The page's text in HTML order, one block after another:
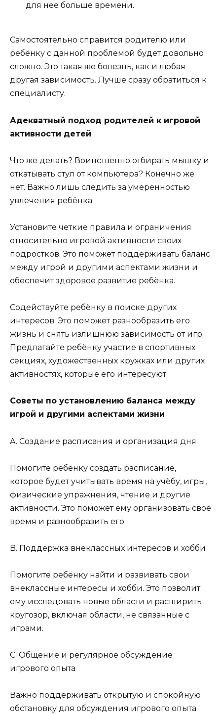
для нее больше времени.
Самостоятельно справится родителю или
ребёнку с данной проблемой будет довольно
сложно. Это такая же болезнь, как и любая
другая зависимость. Лучше сразу обратиться к
специалисту.
Адекватный подход родителей к игровой
активности детей
Что же делать? Воинственно отбирать мышку и
откатывать стул от компьютера? Конечно же
нет. Важно лишь следить за умеренностью
увлечения ребёнка.
Установите четкие правила и ограничения
относительно игровой активности своих
подростков. Это поможет поддерживать баланс
между игрой и другими аспектами жизни и
обеспечит здоровое развитие ребёнка.
Содействуйте ребёнку в поиске других
интересов. Это поможет разнообразить его
жизнь и снять излишнюю зависимость от игр.
Предлагайте ребёнку участие в спортивных
секциях, художественных кружках или других
активностях, которые его интересуют.
Советы по установлению баланса между
игрой и другими аспектами жизни
A. Создание расписания и организация дня
Помогите ребёнку создать расписание,
которое будет учитывать время на учёбу, игры,
физические упражнения, чтение и другие
активности. Это поможет ему организовать своё
время и разнообразить его.
B. Поддержка внеклассных интересов и хобби
Помогите ребёнку найти и развивать свои
внеклассные интересы и хобби. Это позволит
ему исследовать новые области и расширить
кругозор, включая области, не связанные с
играми.
C. Общение и регулярное обсуждение
игрового опыта
Важно поддерживать открытую и спокойную
обстановку для обсуждения игрового опыта